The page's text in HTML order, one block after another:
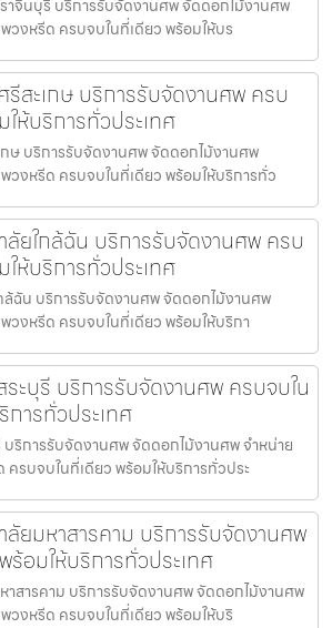
าจีนบุรี บริการรับจัดงานศพ จัดดอกไม้งานศพ
วงหรีด ครบจบในที่เดียว พร้อมให้บร
สะเกษ บริการรับจัดงานศพ ครบ
ห้บริการทั่วประเทศ
ษ บริการรับจัดงานศพ จัดดอกไม้งานศพ
วงหรีด ครบจบในที่เดียว พร้อมให้บริการทั่ว
ลัยใกล้ฉัน บริการรับจัดงานศพ ครบ
ห้บริการทั่วประเทศ
ล้ฉัน บริการรับจัดงานศพ จัดดอกไม้งานศพ
วงหรีด ครบจบในที่เดียว พร้อมให้บริกา
ะบุรี บริการรับจัดงานศพ ครบจบใน
ารทั่วประเทศ
บริการรับจัดงานศพ จัดดอกไม้งานศพ จำหน่าย
ครบจบในที่เดียว พร้อมให้บริการทั่วประ
ลัยมหาสารคาม บริการรับจัดงานศพ
ร้อมให้บริการทั่วประเทศ
าสารคาม บริการรับจัดงานศพ จัดดอกไม้งานศพ
วงหรีด ครบจบในที่เดียว พร้อมให้บริ